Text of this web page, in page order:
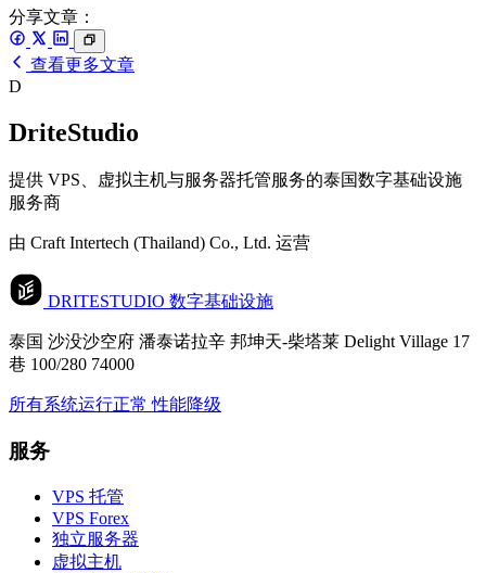
分享文章：
查看更多文章
D
DriteStudio
提供 VPS、虚拟主机与服务器托管服务的泰国数字基础设施
服务商
由 Craft Intertech (Thailand) Co., Ltd. 运营
DRITESTUDIO 数字基础设施
泰国 沙没沙空府 潘泰诺拉辛 邦坤天-柴塔莱 Delight Village 17
巷 100/280 74000
所有系统运行正常 性能降级
服务
VPS 托管
VPS Forex
独立服务器
虚拟主机